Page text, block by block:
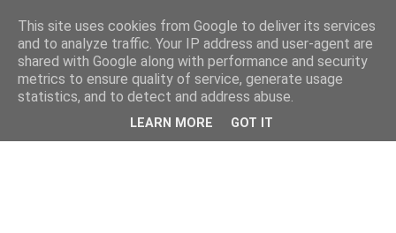
This site uses cookies from Google to deliver its services
and to analyze traffic. Your IP address and user-agent are
shared with Google along with performance and security
metrics to ensure quality of service, generate usage
statistics, and to detect and address abuse.
LEARN MORE GOT IT